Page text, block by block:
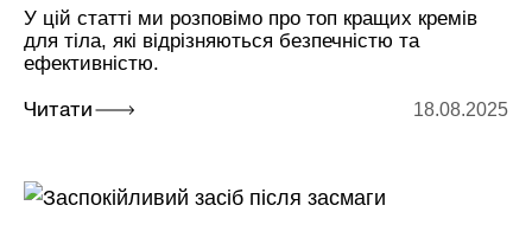
У цій статті ми розповімо про топ кращих кремів
для тіла, які відрізняються безпечністю та
ефективністю.
Читати 18.08.2025